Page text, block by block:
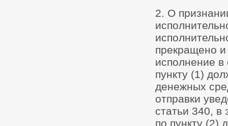
2. О
прекращено и
исполнение в
пункту (1)
денежных
отправки
статьи 340, в
по пункту (2)